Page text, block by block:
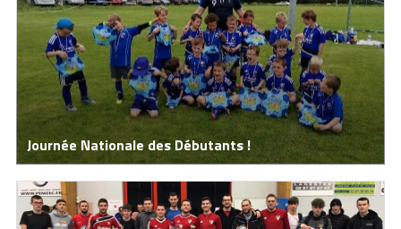
Journée Nationale des Débutants !